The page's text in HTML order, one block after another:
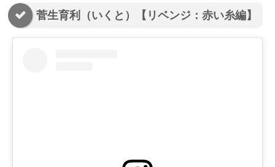
菅生育利（いくと）【リベンジ：赤い糸編】